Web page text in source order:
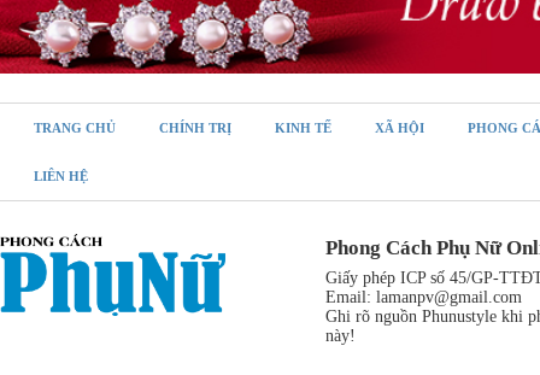
TRANG CHỦ CHÍNH TRỊ KINH TẾ XÃ HỘI PHONG
LIÊN HỆ
Phong Cách Phụ Nữ
Giấy phép ICP số 45/GP-
Email: lamanpv@gmail.com
Ghi rõ nguồn Phunustyle khi
này!